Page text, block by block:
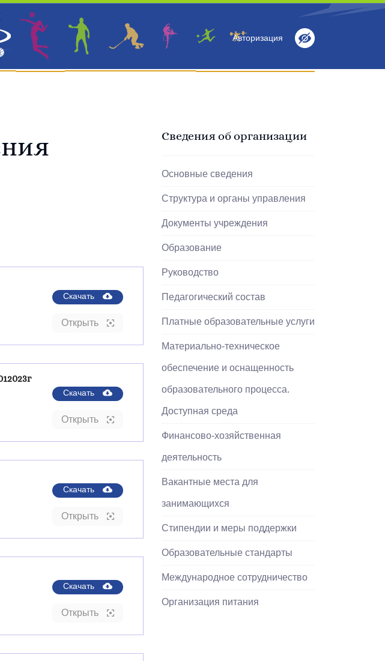
Авторизация
Скачать
Открыть
Скачать
Открыть
Скачать
Открыть
Скачать
Открыть
Сведения об организации
Основные сведения
Структура и органы управления
Документы учреждения
Образование
Руководство
Педагогический состав
Платные образовательные услуги
Материально-техническое
обеспечение и оснащенность
образовательного процесса.
Доступная среда
Финансово-хозяйственная
деятельность
Вакантные места для
занимающихся
Стипендии и меры поддержки
Образовательные стандарты
Международное сотрудничество
Организация питания